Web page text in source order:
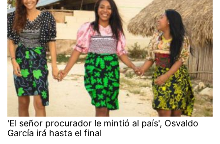
'El señor procurador le mintió al país', Osvaldo
García irá hasta el final